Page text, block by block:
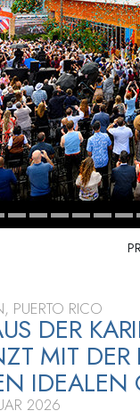
PUERTO RICO
DER
MIT DER
2026